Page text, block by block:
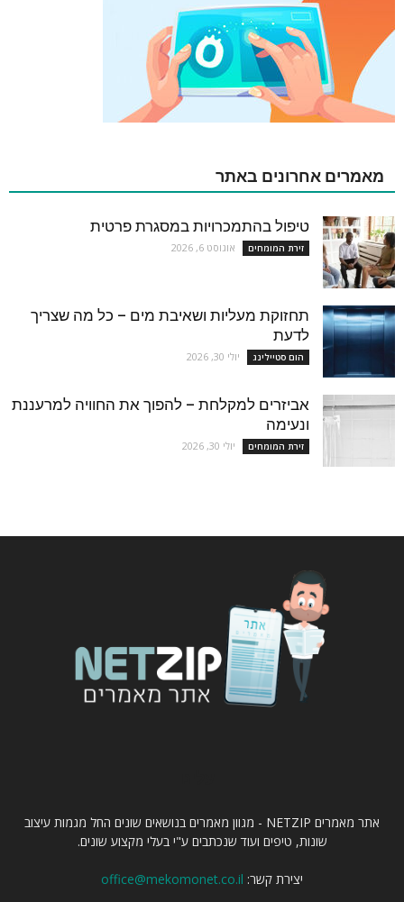
מאמרים אחרונים באתר
טיפול בהתמכרויות במסגרת פרטית
זירת המומחים אוגוסט 6, 2026
תחזוקת מעליות ושאיבת מים – כל מה שצריך
לדעת
הום סטיילינג יולי 30, 2026
אביזרים למקלחת – להפוך את החוויה למרעננת
ונעימה
זירת המומחים יולי 30, 2026
אתר מאמרים NETZIP - מגוון מאמרים בנושאים שונים החל מגמות עיצוב
שונות, טיפים ועוד שנכתבים ע"י בעלי מקצוע שונים.
יצירת קשר: office@mekomonet.co.il